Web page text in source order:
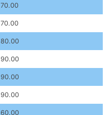
70.00
70.00
80.00
90.00
90.00
90.00
60.00